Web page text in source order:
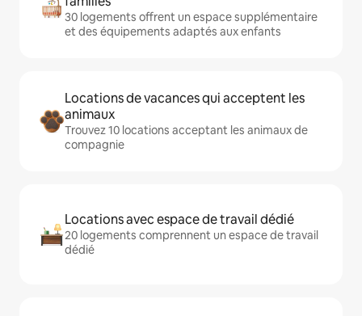
30 logements offrent un espace supplémentaire
et des équipements adaptés aux enfants
Locations de vacances qui acceptent les
animaux
Trouvez 10 locations acceptant les animaux de
compagnie
Locations avec espace de travail dédié
20 logements comprennent un espace de travail
dédié